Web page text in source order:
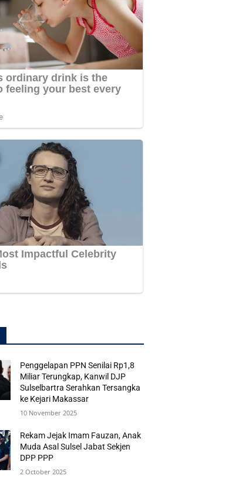
Penggelapan PPN Senilai Rp1,8
Miliar Terungkap, Kanwil DJP
Sulselbartra Serahkan Tersangka
ke Kejari Makassar
10 November 2025
Rekam Jejak Imam Fauzan, Anak
Muda Asal Sulsel Jabat Sekjen
DPP PPP
2 October 2025